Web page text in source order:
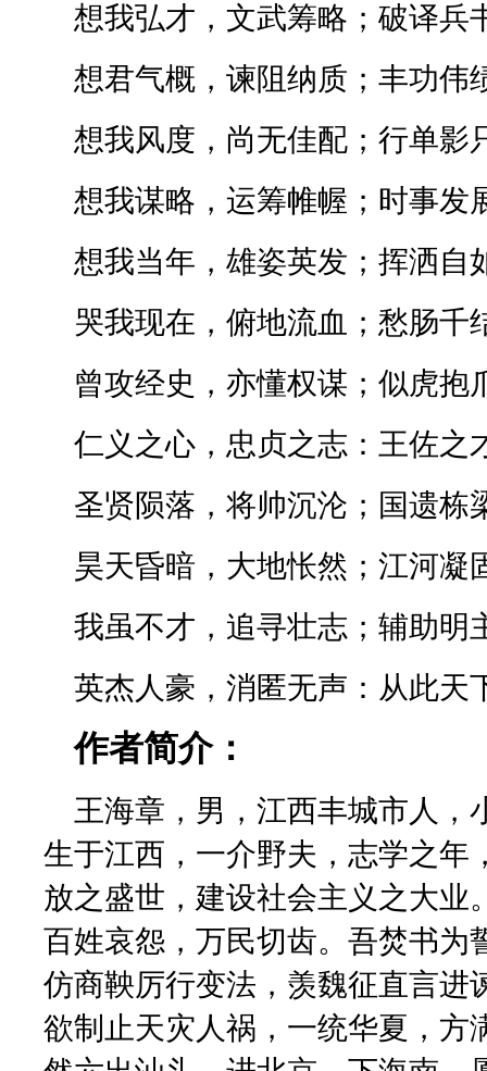
想我弘才，文武筹略；破译兵
想君气概，谏阻纳质；丰功伟
想我风度，尚无佳配；行单影
想我谋略，运筹帷幄；时事发
想我当年，雄姿英发；挥洒自
哭我现在，俯地流血；愁肠千
曾攻经史，亦懂权谋；似虎抱
仁义之心，忠贞之志：王佐之
圣贤陨落，将帅沉沦；国遗栋
昊天昏暗，大地怅然；江河凝
我虽不才，追寻壮志；辅助明
英杰人豪，消匿无声：从此天
作者简介：
王海章，男，江西丰城市人，
生于江西，一介野夫，志学之年
放之盛世，建设社会主义之大业
百姓哀怨，万民切齿。吾焚书为
仿商鞅厉行变法，羡魏征直言进
欲制止天灾人祸，一统华夏，方